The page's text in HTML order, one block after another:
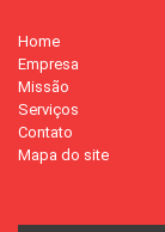
Home
Empresa
Missão
Serviços
Contato
Mapa do site